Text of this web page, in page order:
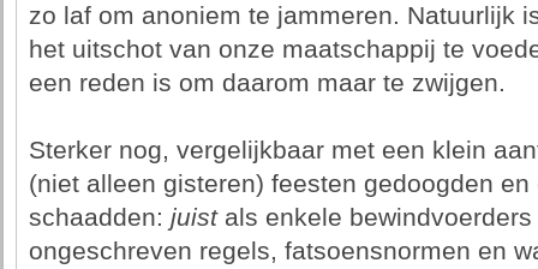
zo laf om anoniem te jammeren. Natuurlijk
het uitschot van onze maatschappij te
een reden is om daarom maar te zwijgen.
Sterker nog, vergelijkbaar met een klein
(niet alleen gisteren) feesten gedoogden
schaadden: juistals enkele
ongeschreven regels, fatsoensnormen en